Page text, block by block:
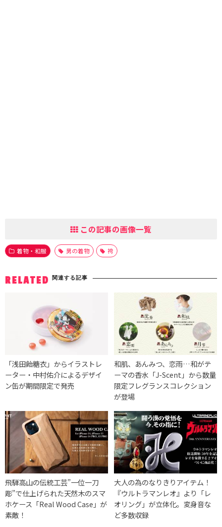
この記事の画像一覧
着物・和服 男の着物 袴
RELATED 関連する記事
「浅田飴糖衣」からイラストレ
ーター・中村佑介によるデザイ
ン缶が期間限定で発売
和肌、あんみつ、恋雨…和がテ
ーマの香水「J-Scent」から数量
限定フレグランスコレクション
が登場
飛騨高山の伝統工芸”一位一刀
彫”で仕上げられた天然木のスマ
ホケース「Real Wood Case」が
素敵！
大人の為のなりきりアイテム！
『ウルトラマンレオ』より「レ
オリング」が立体化。変身音な
ど多数収録